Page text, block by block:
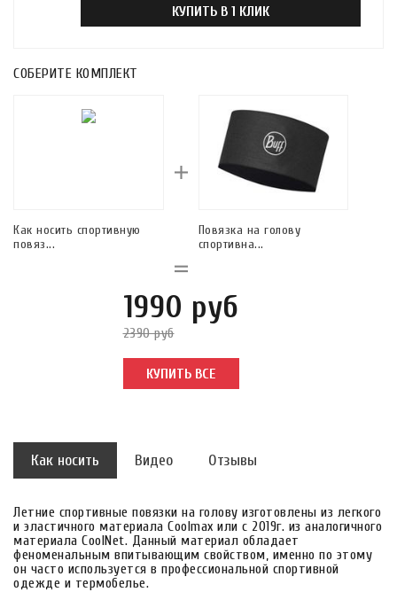
КУПИТЬ В 1 КЛИК
СОБЕРИТЕ КОМПЛЕКТ
Как носить спортивную
повяз...
Повязка на голову
спортивна...
1990 руб
2390 руб
КУПИТЬ ВСЕ
Как носить Видео Отзывы
Летние спортивные повязки на голову изготовлены из легкого
и эластичного материала Coolmax или с 2019г. из аналогичного
материала CoolNet. Данный материал обладает
феноменальным впитывающим свойством, именно по этому
он часто используется в профессиональной спортивной
одежде и термобелье.